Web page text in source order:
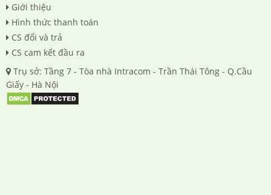
Giới thiệu
Hình thức thanh toán
CS đổi và trả
CS cam kết đầu ra
Trụ sở: Tầng 7 - Tòa nhà Intracom - Trần Thái Tông - Q.Cầu
Giấy - Hà Nội